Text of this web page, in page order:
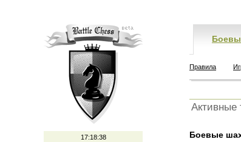
17:18:38
Правила
Активные
Боевые